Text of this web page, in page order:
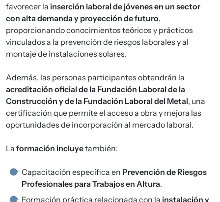
favorecer la inserción laboral de jóvenes en un sector
con alta demanda y proyección de futuro,
proporcionando conocimientos teóricos y prácticos
vinculados a la prevención de riesgos laborales y al
montaje de instalaciones solares.
Además, las personas participantes obtendrán la
acreditación oficial de la Fundación Laboral de la
Construcción y de la Fundación Laboral del Metal, una
certificación que permite el acceso a obra y mejora las
oportunidades de incorporación al mercado laboral.
La formación incluyetambién:
Capacitación específica en Prevención de Riesgos
Profesionales para Trabajos en Altura.
Formación práctica relacionada con la instalación y